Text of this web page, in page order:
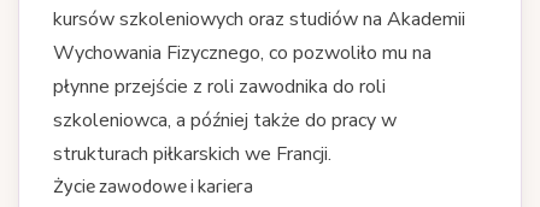
kursów szkoleniowych oraz studiów na Akademii
Wychowania Fizycznego, co pozwoliło mu na
płynne przejście z roli zawodnika do roli
szkoleniowca, a później także do pracy w
strukturach piłkarskich we Francji.
Życie zawodowe i kariera